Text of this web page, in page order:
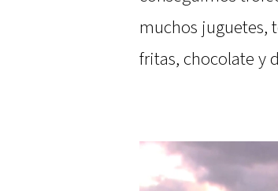
muchos juguetes,
fritas, chocolate y